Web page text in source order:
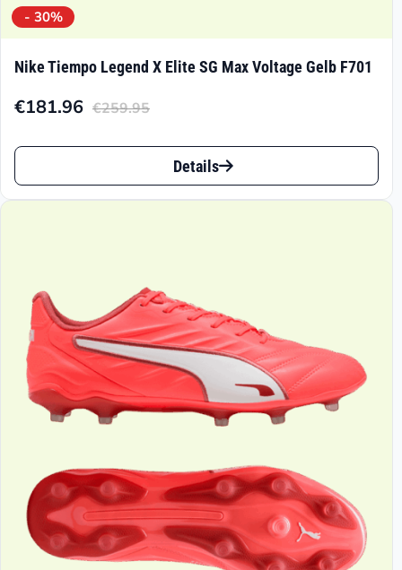
- 30%
Nike Tiempo Legend X Elite SG Max Voltage Gelb F701
€259.95
Ursprünglicher
Preis
€259.95
€181.96
Aktueller
Preis
€181.96.
Dieses
Produkt
auf.
Die
Optionen
können
Produktseite
gewählt
Details